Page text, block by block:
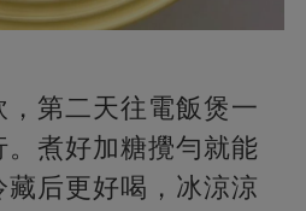
第二天往電飯煲一
煮好加糖攪勻就能
后更好喝，冰涼涼